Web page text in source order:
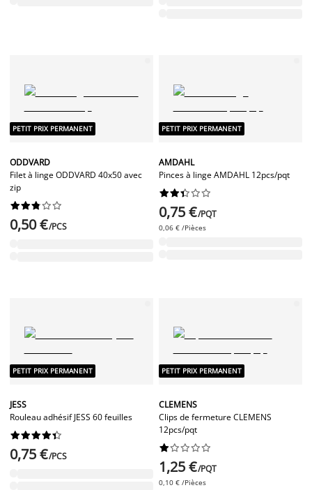
PETIT PRIX PERMANENT
ODDVARD
Filet à linge ODDVARD 40x50 avec
zip






0,50 €/PCS
PETIT PRIX PERMANENT
AMDAHL
Pinces à linge AMDAHL 12pcs/pqt






0,75 €/PQT
0,06 € /Pièces
PETIT PRIX PERMANENT
JESS
Rouleau adhésif JESS 60 feuilles






0,75 €/PCS
PETIT PRIX PERMANENT
CLEMENS
Clips de fermeture CLEMENS
12pcs/pqt






1,25 €/PQT
0,10 € /Pièces